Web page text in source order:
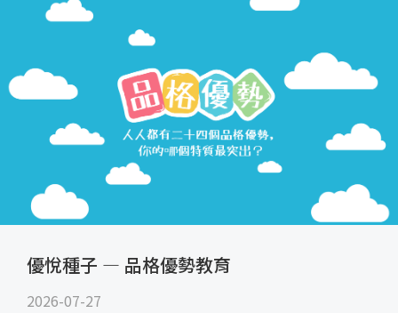
優悅種子 — 品格優勢教育
2026-07-27